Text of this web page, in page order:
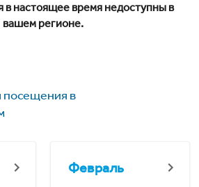
настоящее время недоступны в
вашем регионе.
в
Февраль